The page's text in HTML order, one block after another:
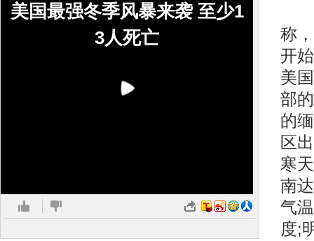
美国最强冬季风暴来袭 至少1
3人死亡
称
开
美
部
的
区
寒
南
气
度;